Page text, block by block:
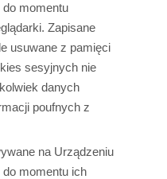
momentu
Zapisane
usuwane z pamięci
sesyjnych nie
danych
poufnych z
na Urządzeniu
momentu ich